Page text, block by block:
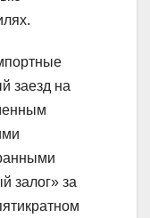
заезд на
залог» за